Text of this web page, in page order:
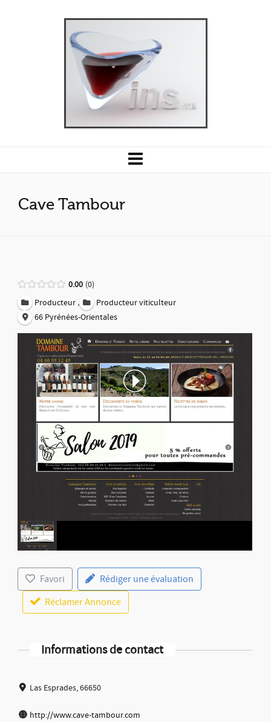
Cave Tambour
0.00 0
Producteur ,
Producteur viticulteur
66 Pyrénées-Orientales
Favori
Rédiger une évaluation
Réclamer Annonce
Informations de contact
Las Esprades, 66650
http://www.cave-tambour.com